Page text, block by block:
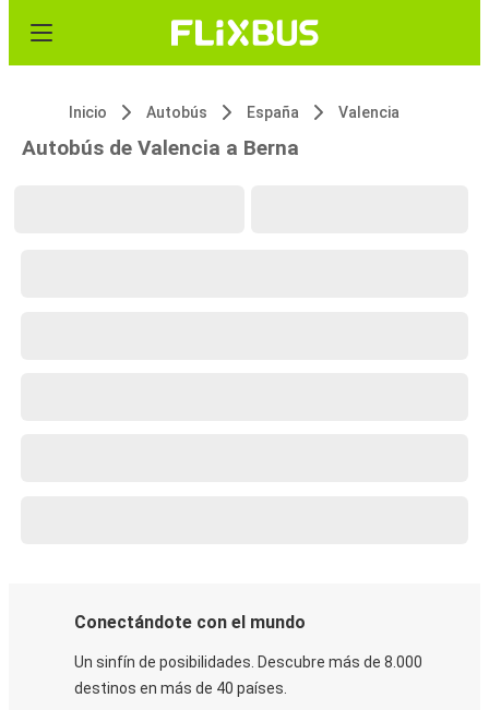
Inicio Autobús España Valencia
Autobús de Valencia a Berna
Conectándote con el mundo
Un sinfín de posibilidades. Descubre más de 8.000
destinos en más de 40 países.